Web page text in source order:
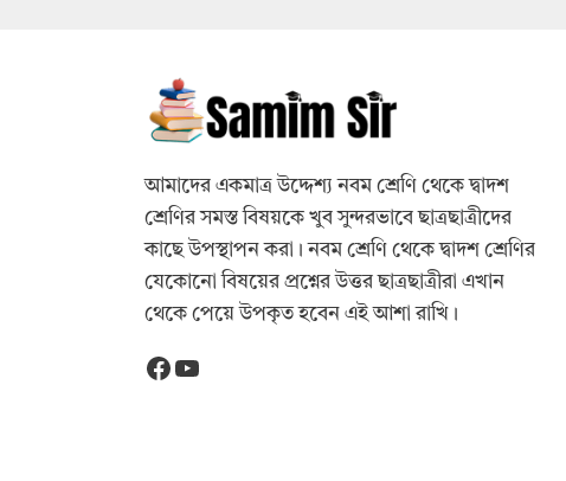
আমাদের একমাত্র উদ্দেশ্য নবম শ্রেণি থেকে দ্বাদশ
শ্রেণির সমস্ত বিষয়কে খুব সুন্দরভাবে ছাত্রছাত্রীদের
কাছে উপস্থাপন করা। নবম শ্রেণি থেকে দ্বাদশ শ্রেণির
যেকোনো বিষয়ের প্রশ্নের উত্তর ছাত্রছাত্রীরা এখান
থেকে পেয়ে উপকৃত হবেন এই আশা রাখি।
Facebook
YouTube